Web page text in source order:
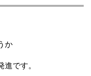
か
です。